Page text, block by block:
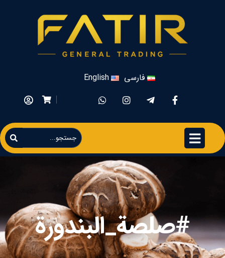
فارسی English
#صلصة_البندورة